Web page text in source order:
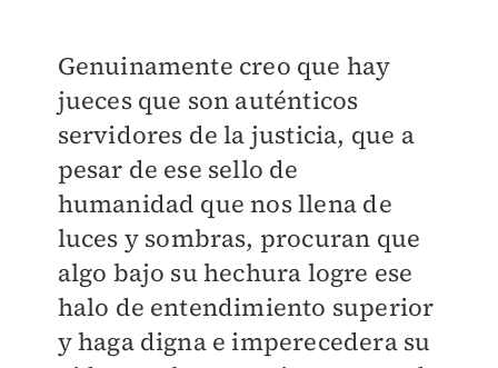
Genuinamente creo que hay
jueces que son auténticos
servidores de la justicia, que a
pesar de ese sello de
humanidad que nos llena de
luces y sombras, procuran que
algo bajo su hechura logre ese
halo de entendimiento superior
y haga digna e imperecedera su